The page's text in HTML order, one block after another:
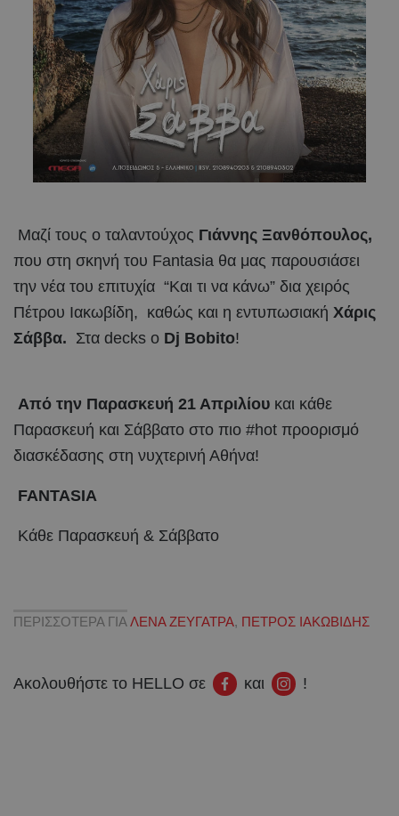
Μαζί τους ο ταλαντούχος Γιάννης Ξανθόπουλος,
που στη σκηνή του Fantasia θα μας παρουσιάσει
την νέα του επιτυχία “Και τι να κάνω” δια χειρός
Πέτρου Ιακωβίδη, καθώς και η εντυπωσιακή Χάρις
Σάββα. Στα decks ο Dj Bobito!
Από την Παρασκευή 21 Απριλίου και κάθε
Παρασκευή και Σάββατο στο πιο #hot προορισμό
διασκέδασης στη νυχτερινή Αθήνα!
FANTASIA
Κάθε Παρασκευή & Σάββατο
ΠΕΡΙΣΣΟΤΕΡΑ ΓΙΑ ΛΕΝΑ ΖΕΥΓΑΤΡΑ, ΠΕΤΡΟΣ ΙΑΚΩΒΙΔΗΣ
Ακολουθήστε το HELLO σε και !